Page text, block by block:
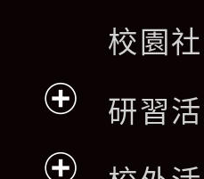
校園
研習